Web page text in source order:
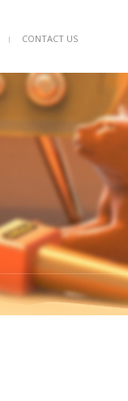
ㅣ CONTACT US